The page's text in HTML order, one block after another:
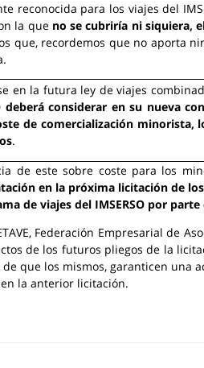
reconocida para los viajes del
la que no se cubriría ni siquiera,
que, recordemos que no aporta
en la futura ley de viajes
deberá considerar en su nueva
de comercialización minorista,
.
de este sobre coste para los
en la próxima licitación de
de viajes del IMSERSO por
Federación Empresarial de
de los futuros pliegos de la
que los mismos, garanticen
la anterior licitación.